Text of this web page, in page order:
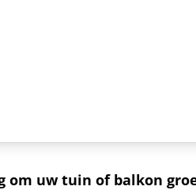
om uw tuin of balkon